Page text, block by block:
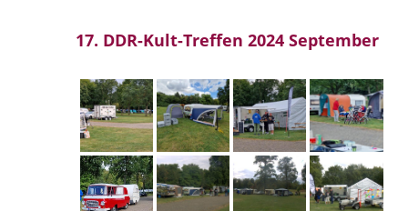
17. DDR-Kult-Treffen 2024 September